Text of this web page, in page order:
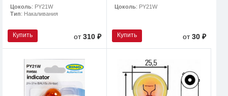
Цоколь: PY21W
Тип: Накаливания
Купить от310 ₽
Цоколь: PY21W
Купить от30 ₽